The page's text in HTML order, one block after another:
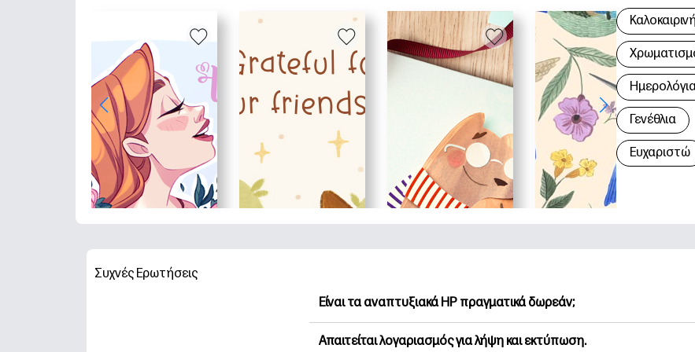
Γενέθλια
Ευχαριστώ
Συχνές Ερωτήσεις
Είναι τα αναπτυξιακά HP πραγματικά δωρεάν;
Η HP Printables προσφέρει 2,500+ δωρεάν εκτυπώσιμα για λήψη
Απαιτείται λογαριασμός για λήψη και εκτύπωση.